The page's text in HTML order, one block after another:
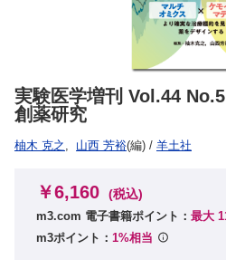
実験医学増刊 Vol.44
創薬研究
柚木 克之 , 山西 芳裕(編) / 羊土社
￥6,160 (税込)
m3.com 電子書籍ポイント： 最大
m3ポイント： 1%相当